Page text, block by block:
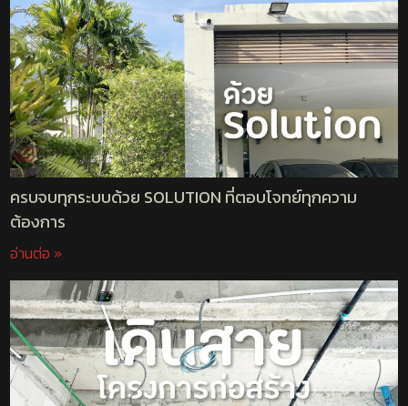
ครบจบทุกระบบด้วย SOLUTION ที่ตอบโจทย์ทุกความ
ต้องการ
อ่านต่อ »